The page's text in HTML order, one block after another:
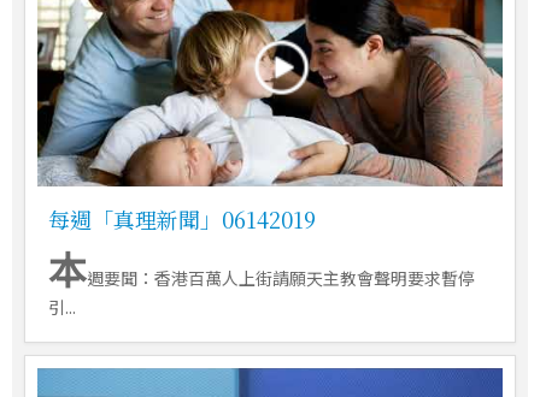
每週「真理新聞」06142019
本週要聞：香港百萬人上街請願天主教會聲明要求暫停
引...